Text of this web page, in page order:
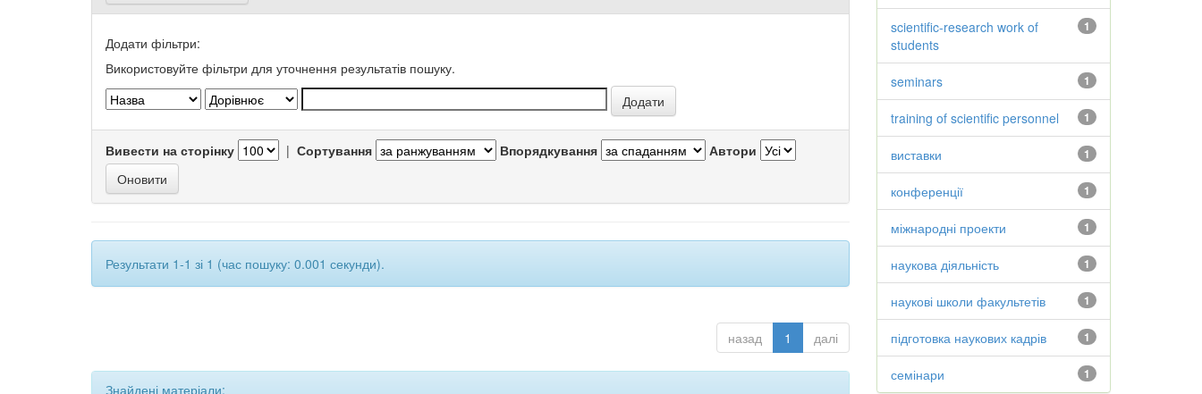
Додати фільтри:
Використовуйте фільтри для уточнення результатів пошуку.
Вивести на сторінку | Сортування Впорядкування Автори
Результати 1-1 зі 1 (час пошуку: 0.001 секунди).
назад 1 далі
Знайдені матеріали:
1
scientific-research work of
students
1
seminars
1
training of scientific personnel
1
виставки
1
конференції
1
міжнародні проекти
1
наукова діяльність
1
наукові школи факультетів
1
підготовка наукових кадрів
1
семінари